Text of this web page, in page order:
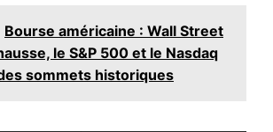
Bourse américaine : Wall Street
le S&P 500 et le Nasdaq
sommets historiques